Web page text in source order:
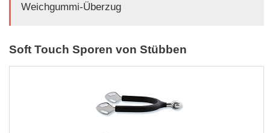
Weichgummi-Überzug
Soft Touch Sporen von Stübben